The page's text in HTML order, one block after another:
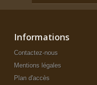
Informations
Contactez-nous
Mentions légales
Plan d'accès